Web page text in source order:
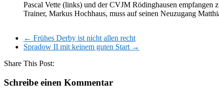
Pascal Vette (links) und der CVJM Rödinghausen
Trainer, Markus Hochhaus, muss auf seinen Neuzugang
← Frühes Derby ist nicht allen recht
Spradow II mit keinem guten Start →
Share This Post:
Schreibe einen Kommentar